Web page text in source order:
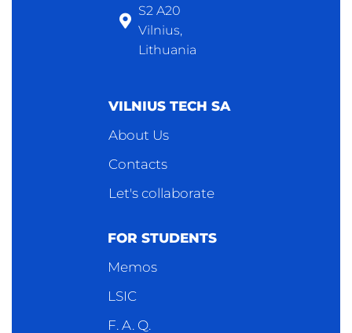
S2 A20
Vilnius,
Lithuania
VILNIUS TECH SA
About Us
Contacts
Let's collaborate
FOR STUDENTS
Memos
LSIC
F. A. Q.